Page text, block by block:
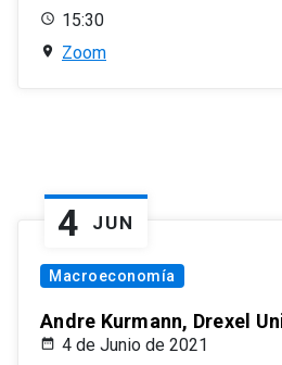
15:30
Zoom
4 JUN
Macroeconomía
Andre Kurmann, Drexel
4 de Junio de 2021